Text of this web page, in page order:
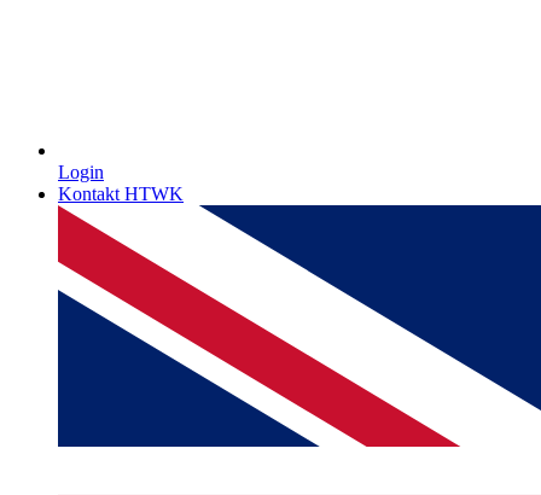
Login
Kontakt HTWK